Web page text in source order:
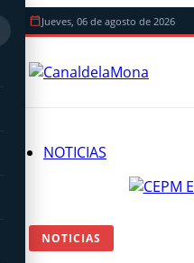
Jueves, 06 de agosto de 2026
NOTICIAS
NOTICIAS